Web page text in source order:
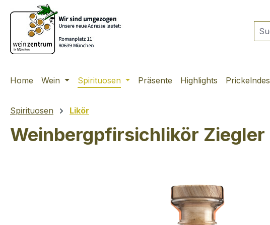
Hauptinhalt springen
Zur Suche springen
Zur Hauptnavigation springen
Home Wein Spirituosen Präsente Highlights Prickelndes
Spirituosen Likör
Weinbergpfirsichlikör Ziegler